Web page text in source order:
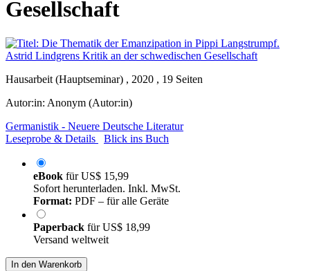
Gesellschaft
Hausarbeit (Hauptseminar) , 2020 , 19 Seiten
Autor:in: Anonym (Autor:in)
Germanistik - Neuere Deutsche Literatur
Leseprobe & Details
Blick ins Buch
eBook fürUS$ 15,99
Sofort herunterladen. Inkl. MwSt.
Format: PDF – für alle Geräte
Paperback fürUS$ 18,99
Versand weltweit
In den Warenkorb